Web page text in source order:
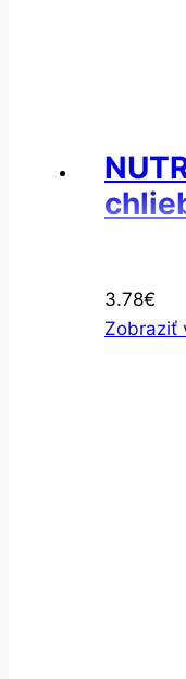
3.78€
Zobraziť